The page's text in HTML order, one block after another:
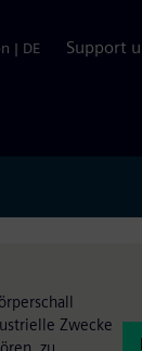
| DE Support
Zwecke
zu